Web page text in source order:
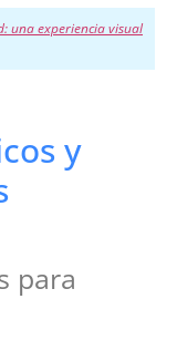
una experiencia visual
y
para